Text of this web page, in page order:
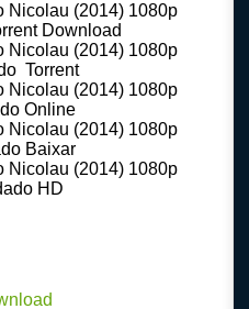
Nicolau (2014) 1080p
Download
Nicolau (2014) 1080p
Torrent
Nicolau (2014) 1080p
Online
Nicolau (2014) 1080p
Baixar
Nicolau (2014) 1080p
HD